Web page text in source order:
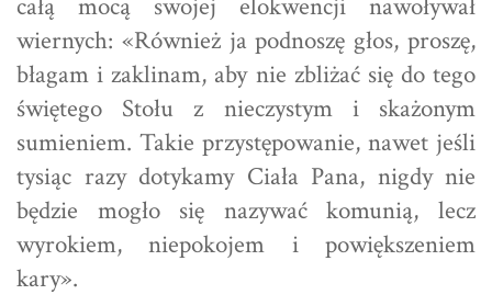
wiernych: «Również ja podnoszę głos, proszę,
błagam i zaklinam, aby nie zbliżać się do tego
świętego Stołu z nieczystym i skażonym
sumieniem. Takie przystępowanie, nawet jeśli
tysiąc razy dotykamy Ciała Pana, nigdy nie
będzie mogło się nazywać komunią, lecz
wyrokiem, niepokojem i powiększeniem
kary».